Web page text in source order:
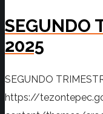
SEGUNDO
2025
SEGUNDO
https://